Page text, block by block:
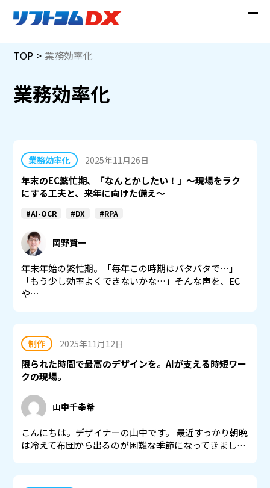
TOP 業務効率化
業務効率化
業務効率化 2025年11月26日
年末のEC繁忙期、「なんとかしたい！」～現場をラク
にする工夫と、来年に向けた備え～
#AI-OCR #DX #RPA
岡野賢一
年末年始の繁忙期。「毎年この時期はバタバタで…」
「もう少し効率よくできないかな…」そんな声を、EC
や…
制作 2025年11月12日
限られた時間で最高のデザインを。AIが支える時短ワー
クの現場。
山中千幸希
こんにちは。デザイナーの山中です。 最近すっかり朝晩
は冷えて布団から出るのが困難な季節になってきまし…